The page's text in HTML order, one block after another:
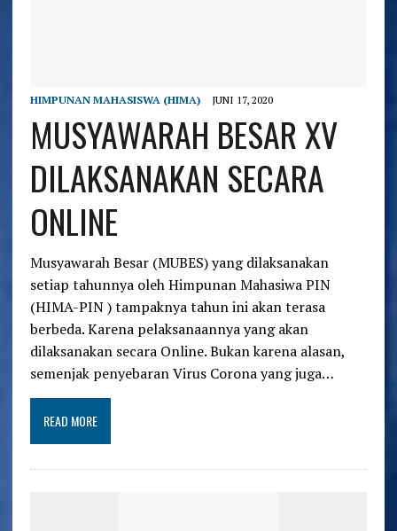
HIMPUNAN MAHASISWA (HIMA) JUNI 17, 2020
MUSYAWARAH BESAR XV
DILAKSANAKAN SECARA
ONLINE
Musyawarah Besar (MUBES) yang dilaksanakan
setiap tahunnya oleh Himpunan Mahasiwa PIN
(HIMA-PIN ) tampaknya tahun ini akan terasa
berbeda. Karena pelaksanaannya yang akan
dilaksanakan secara Online. Bukan karena alasan,
semenjak penyebaran Virus Corona yang juga…
READ MORE